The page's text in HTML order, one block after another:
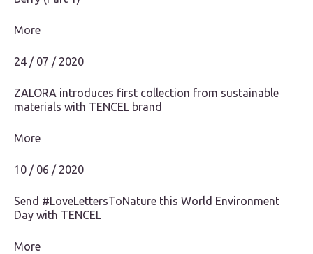
More
24 / 07 / 2020
ZALORA introduces first collection from sustainable
materials with TENCEL brand
More
10 / 06 / 2020
Send #LoveLettersToNature this World Environment
Day with TENCEL️
More